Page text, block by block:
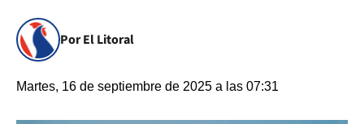
Por El Litoral
Martes, 16 de septiembre de 2025 a las 07:31